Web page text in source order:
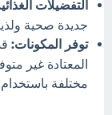
التفضيلات
جديدة صحية
توفر المكونات:
المعتادة غير
مختلفة باستخدام